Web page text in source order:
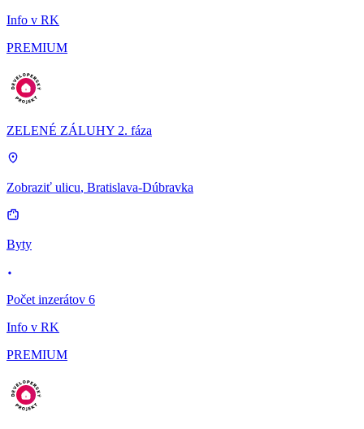
Info v RK
PREMIUM
ZELENÉ ZÁLUHY 2. fáza
Zobraziť ulicu, Bratislava-Dúbravka
Byty
Počet inzerátov 6
Info v RK
PREMIUM